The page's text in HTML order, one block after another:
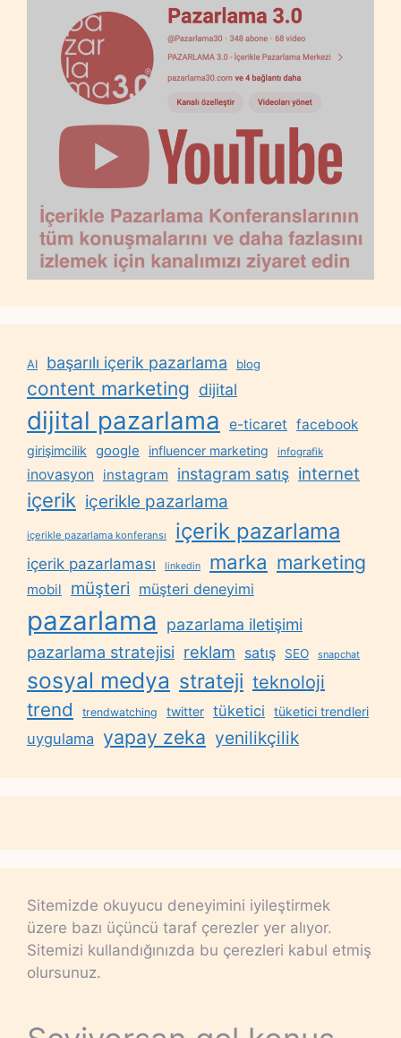
AI başarılı içerik pazarlama blog
content marketing dijital
dijital pazarlama e-ticaret facebook
girişimcilik google influencer marketing infografik
inovasyon instagram instagram satış internet
içerik içerikle pazarlama
içerikle pazarlama konferansı içerik pazarlama
içerik pazarlaması linkedin marka marketing
mobil müşteri müşteri deneyimi
pazarlama
pazarlama iletişimi
pazarlama stratejisi reklam satış SEO snapchat
sosyal medya strateji teknoloji
trend trendwatching twitter tüketici tüketici trendleri
uygulama yapay zeka yenilikçilik
Sitemizde okuyucu deneyimini iyileştirmek
üzere bazı üçüncü taraf çerezler yer alıyor.
Sitemizi kullandığınızda bu çerezleri kabul etmiş
olursunuz.